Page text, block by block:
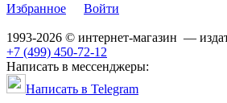
Избранное
Войти
1993-2026 © интернет-магазин —
+7 (499) 450-72-12
Написать в мессенджеры:
Написать в Telegram